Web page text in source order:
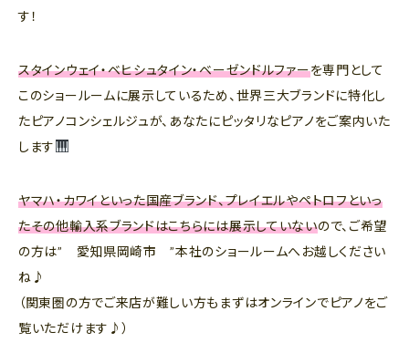
す！
スタインウェイ・ベヒシュタイン・ベーゼンドルファーを専門として
このショールームに展示しているため、世界三大ブランドに特化し
たピアノコンシェルジュが、あなたにピッタリなピアノをご案内いた
します
ヤマハ・カワイといった国産ブランド、プレイエルやペトロフといっ
たその他輸入系ブランドはこちらには展示していないので、ご希望
の方は” 愛知県岡崎市 ”本社のショールームへお越しください
ね♪
（関東圏の方でご来店が難しい方もまずはオンラインでピアノをご
覧いただけます♪）